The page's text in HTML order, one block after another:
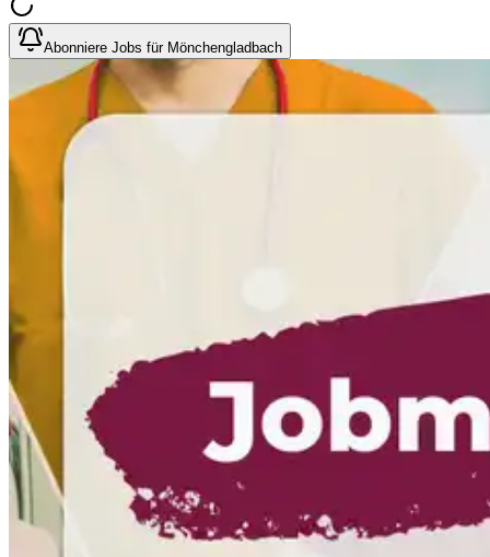
Abonniere Jobs für Mönchengladbach